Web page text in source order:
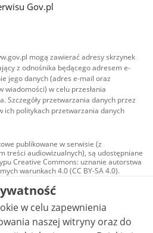
Gov.pl
mogą zawierać adresy skrzynek
z odnośnika będącego adresem e-
jego danych (adres e-mail oraz
wiadomości) w celu przesłania
Szczegóły przetwarzania danych przez
ich politykach przetwarzania danych
publikowane w serwisie (z
treści audiowizualnych), są udostępniane
Creative Commons: uznanie autorstwa
warunkach 4.0 (CC BY-SA 4.0).
w tym zdjęcia, materiały
są udostępniane na licencji typu
uznanie autorstwa użycie
- bez utworów zależnych 4.0 (CC BY-
o ile nie jest to stwierdzone inaczej.
w celu zapewnienia
naszej witryny oraz do